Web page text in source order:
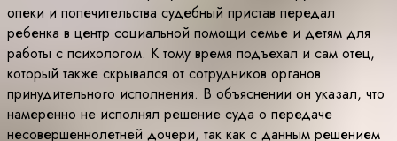
опеки и попечительства судебный пристав передал
ребенка в центр социальной помощи семье и детям для
работы с психологом. К тому время подъехал и сам отец,
который также скрывался от сотрудников органов
принудительного исполнения. В объяснении он указал, что
намеренно не исполнял решение суда о передаче
несовершеннолетней дочери, так как с данным решением